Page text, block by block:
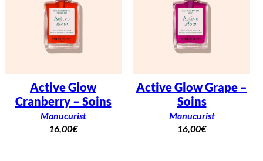
Active Glow
Cranberry – Soins
Manucurist
16,00€
Active Glow Grape –
Soins
Manucurist
16,00€